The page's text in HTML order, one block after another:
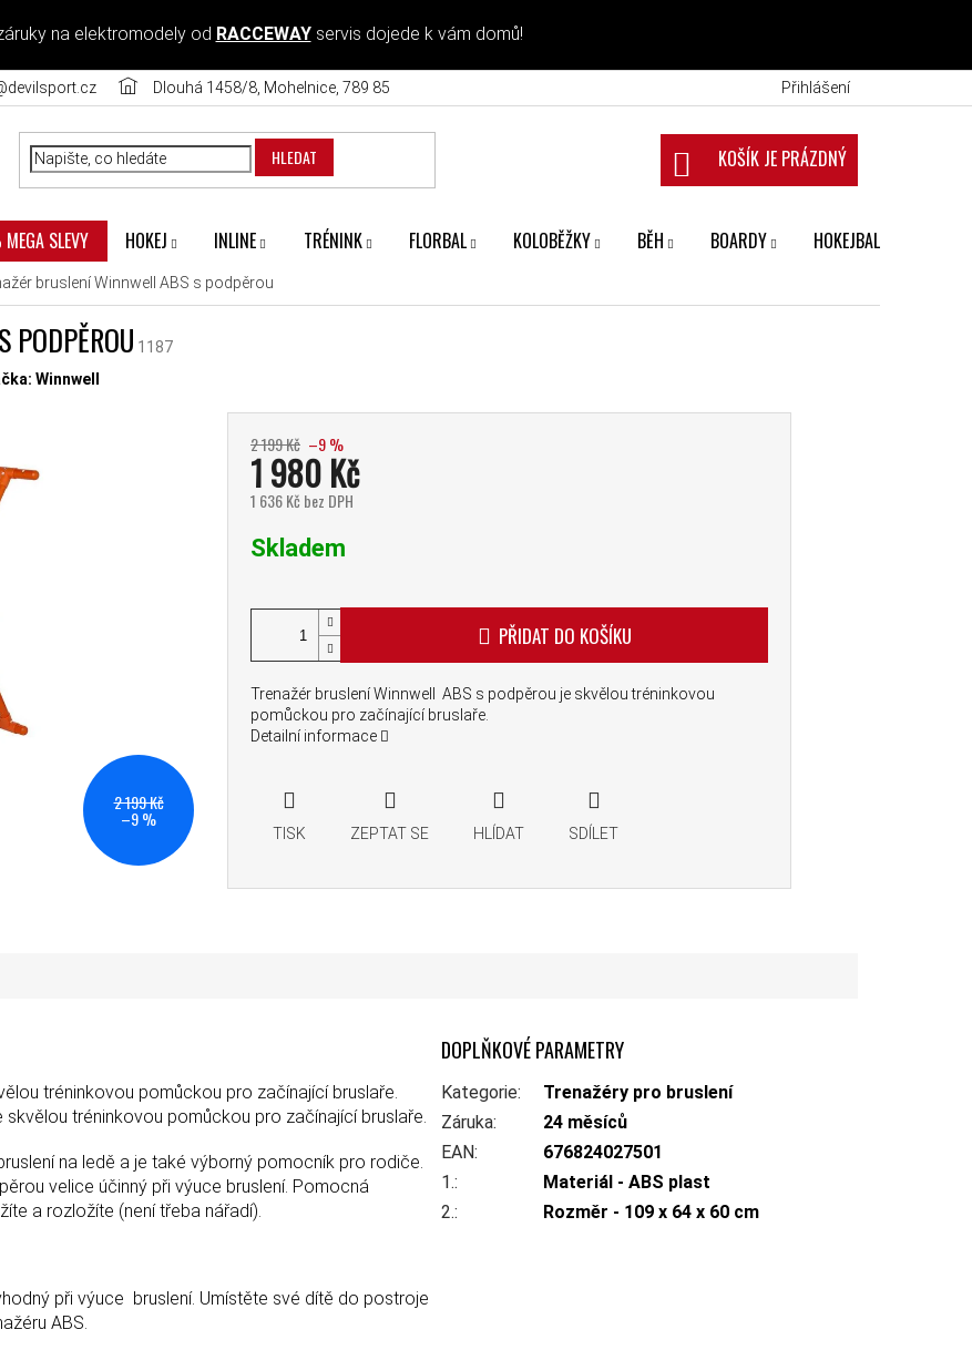
na elektromodely od RACCEWAYservis dojede k vám domů!
Dlouhá 1458/8, Mohelnice, 789 85 Přihlášení
HLEDAT NÁKUPNÍ KOŠÍK
SLEVY HOKEJ INLINE TRÉNINK FLORBAL KOLOBĚŽKY BĚH BOARDY HOKEJBAL
bruslení Winnwell ABS s podpěrou
PODPĚROU 1187
Winnwell
2 199 Kč
–9 %
2 199 Kč –9 %
1 980 Kč
1 636 Kč bez DPH
Skladem
PŘIDAT DO KOŠÍKU
Trenažér bruslení Winnwell ABS s podpěrou je skvělou tréninkovou
pomůckou pro začínající bruslaře.
Detailní informace
TISK ZEPTAT SE HLÍDAT SDÍLET
tréninkovou pomůckou pro začínající bruslaře.
skvělou tréninkovou pomůckou pro začínající bruslaře.
na ledě a je také výborný pomocník pro rodiče.
velice účinný při výuce bruslení. Pomocná
a rozložíte (není třeba nářadí).
při výuce bruslení. Umístěte své dítě do postroje
ABS.
DOPLŇKOVÉ PARAMETRY
Kategorie:
Trenažéry pro bruslení
Záruka:
24 měsíců
EAN:
676824027501
1.:
Materiál - ABS plast
2.: Rozměr - 109 x 64 x 60 cm